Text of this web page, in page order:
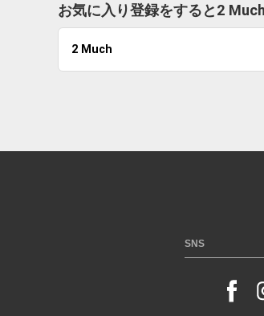
お気に入り登録をすると2
2 Much
SNS